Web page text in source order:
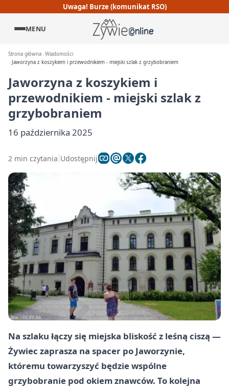
Uwaga! Burze (komunikat RSO)
MENU
Strona główna Wiadomości
Jaworzyna z koszykiem i przewodnikiem - miejski szlak z grzybobraniem
Jaworzyna z koszykiem i
przewodnikiem - miejski szlak z
grzybobraniem
16 października 2025
2 min czytania Udostępnij
Na szlaku łączy się miejska bliskość z leśną ciszą —
Żywiec zaprasza na spacer po Jaworzynie,
któremu towarzyszyć będzie wspólne
grzybobranie pod okiem znawców. To kolejna